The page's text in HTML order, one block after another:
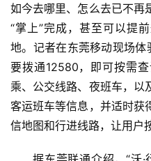
如今去哪里、怎么去已不再
“掌上”完成，甚至可以提
地。记者在东莞移动现场体
要拨通12580，即可按需
乘、公交线路、夜班车，以
客运班车等信息，并适时获
信地图和行进线路，让用户按